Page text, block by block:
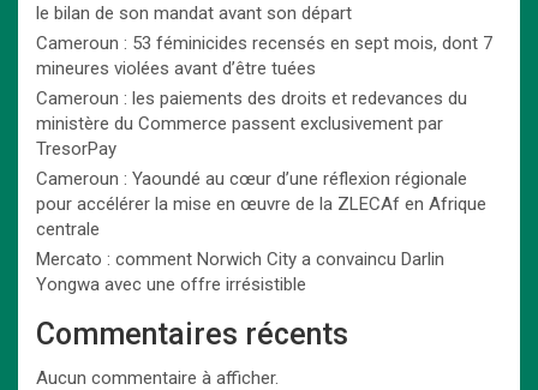
le bilan de son mandat avant son départ
Cameroun : 53 féminicides recensés en sept mois, dont 7
mineures violées avant d’être tuées
Cameroun : les paiements des droits et redevances du
ministère du Commerce passent exclusivement par
TresorPay
Cameroun : Yaoundé au cœur d’une réflexion régionale
pour accélérer la mise en œuvre de la ZLECAf en Afrique
centrale
Mercato : comment Norwich City a convaincu Darlin
Yongwa avec une offre irrésistible
Commentaires récents
Aucun commentaire à afficher.